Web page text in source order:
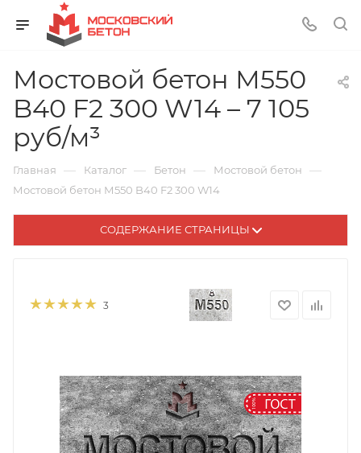
Мостовой бетон М550
B40 F2 300 W14 – 7 105
руб/м³
Главная — Каталог — Бетон — Мостовой бетон —
Мостовой бетон М550 B40 F2 300 W14
СОДЕРЖАНИЕ СТРАНИЦЫ
3